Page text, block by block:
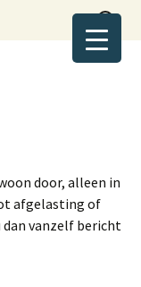
Zoeken
naar:
door, alleen in
afgelasting of
vanzelf bericht